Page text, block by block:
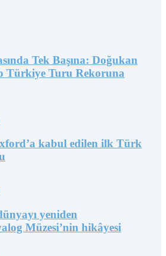
Tek Başına: Doğukan
Türkiye Turu Rekoruna
kabul edilen ilk Türk
yeniden
Müzesi’nin hikâyesi